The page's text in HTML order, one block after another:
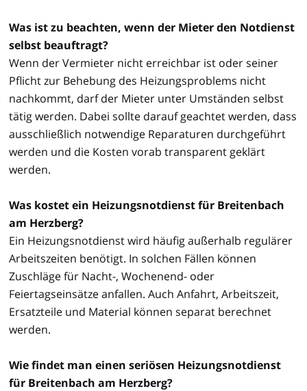
Was ist zu beachten, wenn der Mieter den Notdienst
selbst beauftragt?
Wenn der Vermieter nicht erreichbar ist oder seiner
Pflicht zur Behebung des Heizungsproblems nicht
nachkommt, darf der Mieter unter Umständen selbst
tätig werden. Dabei sollte darauf geachtet werden, dass
ausschließlich notwendige Reparaturen durchgeführt
werden und die Kosten vorab transparent geklärt
werden.
Was kostet ein Heizungsnotdienst für Breitenbach
am Herzberg?
Ein Heizungsnotdienst wird häufig außerhalb regulärer
Arbeitszeiten benötigt. In solchen Fällen können
Zuschläge für Nacht-, Wochenend- oder
Feiertagseinsätze anfallen. Auch Anfahrt, Arbeitszeit,
Ersatzteile und Material können separat berechnet
werden.
Wie findet man einen seriösen Heizungsnotdienst
für Breitenbach am Herzberg?